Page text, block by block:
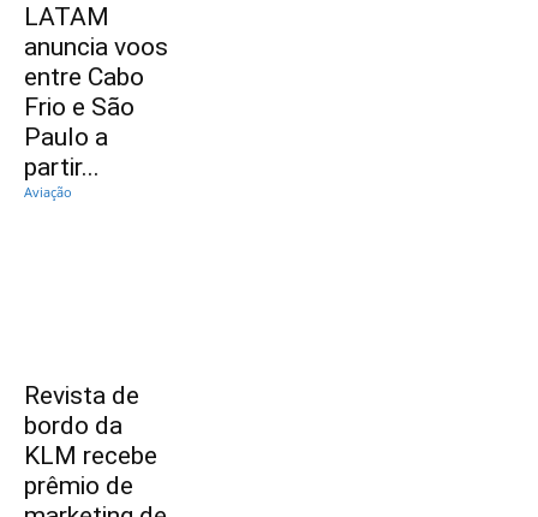
LATAM
anuncia voos
entre Cabo
Frio e São
Paulo a
partir...
Aviação
Revista de
bordo da
KLM recebe
prêmio de